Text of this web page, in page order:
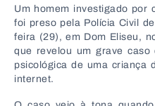
Um homem investigado por
foi preso pela Polícia Civil
feira (29), em Dom Eliseu,
que revelou um grave caso
psicológica de uma criança
internet.